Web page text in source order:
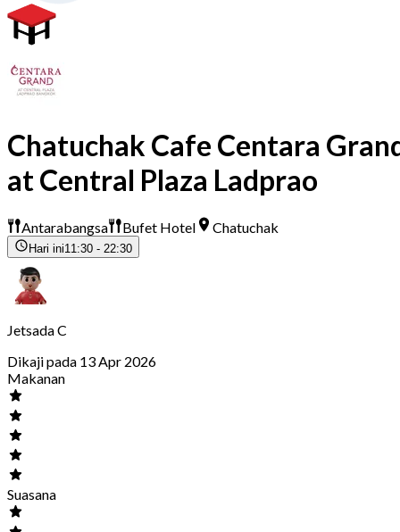
Chatuchak Cafe Centara
at Central Plaza Ladprao
Antarabangsa Bufet Hotel Chatuchak
Hari ini11:30 - 22:30
Jetsada C
Dikaji pada 13 Apr 2026
Makanan
Suasana